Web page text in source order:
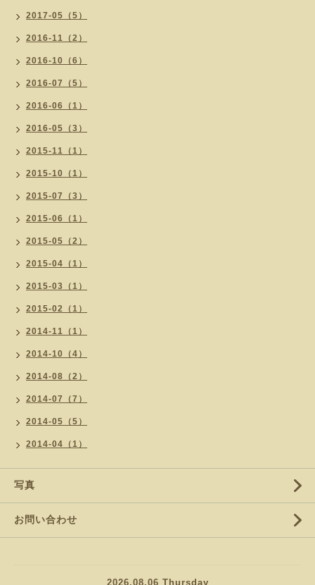
2017-05（5）
2016-11（2）
2016-10（6）
2016-07（5）
2016-06（1）
2016-05（3）
2015-11（1）
2015-10（1）
2015-07（3）
2015-06（1）
2015-05（2）
2015-04（1）
2015-03（1）
2015-02（1）
2014-11（1）
2014-10（4）
2014-08（2）
2014-07（7）
2014-05（5）
2014-04（1）
写真
お問い合わせ
2026.08.06 Thursday